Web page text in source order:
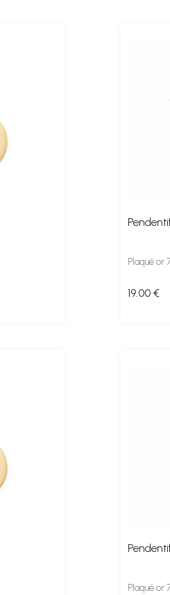
Plaqué or
19.00 €
Plaqué or